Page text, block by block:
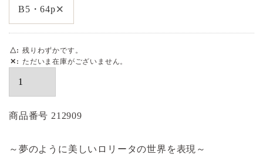
B5・64p×
△
残りわずかです。
✕
ただいま在庫がございません。
商品番号 212909
～夢のように美しいロリータの世界を表現～